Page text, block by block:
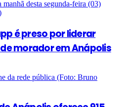
é preso por liderar
morador em Anápolis